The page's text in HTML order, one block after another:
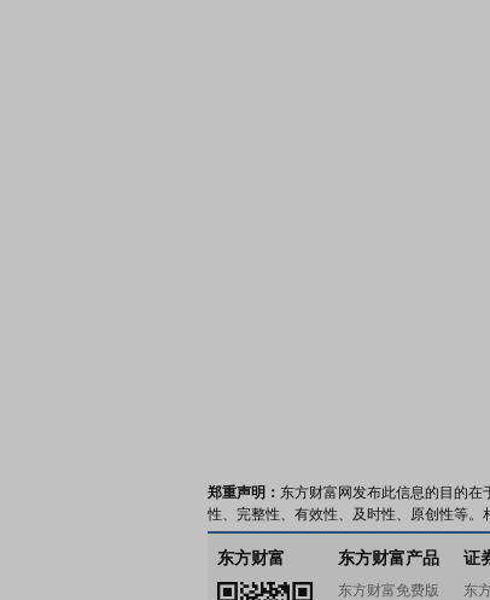
郑重声明： 东方财富网发布此信息的目的
性、完整性、有效性、及时性、原创性等。
东方财富 东方财富产品
东方财富免费版
证
东